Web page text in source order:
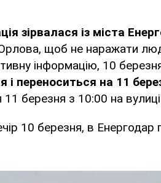
зірвалася із міста
щоб не наражати
інформацію, 10
і переноситься на 11
березня з 10:00 на
10 березня, в Енергодар